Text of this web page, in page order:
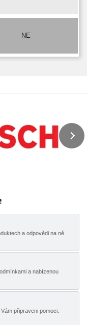
NE
a odpovědi na ně.
a nabízenou
připraveni pomoci.